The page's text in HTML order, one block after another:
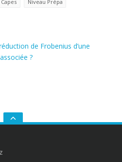
Niveau Prépa
de Frobenius d’une
?
GO